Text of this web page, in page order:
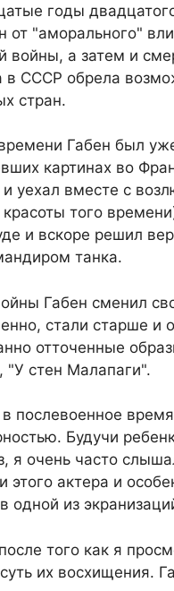
годы
от "аморального"
войны, а затем и
в СССР обрела
стран.
Габен был
картинах во
уехал вместе с
того
и вскоре решил
танка.
Габен сменил
стали старше и
отточенные
"У стен Малапаги".
послевоенное
Будучи
я очень часто
этого актера и
одной из
того как я
их восхищения.